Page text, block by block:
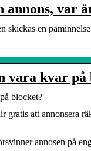
var
skickas en
vara kvar
blocket?
att annonsera
annosen på